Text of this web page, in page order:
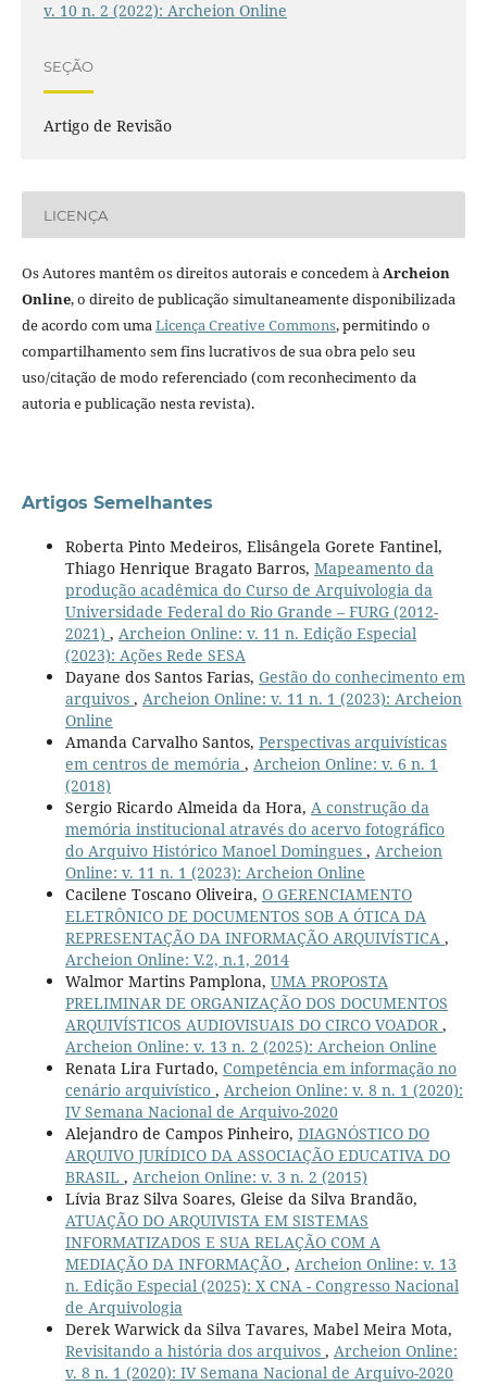
v. 10 n. 2 (2022): Archeion Online
SEÇÃO
Artigo de Revisão
LICENÇA
Os Autores mantêm os direitos autorais e concedem àArcheion
Online, o direito de publicação simultaneamente disponibilizada
de acordo com umaLicença Creative Commons, permitindo o
compartilhamento sem fins lucrativos de sua obra pelo seu
uso/citação de modo referenciado (com reconhecimento da
autoria e publicação nesta revista).
Artigos Semelhantes
Roberta Pinto Medeiros, Elisângela Gorete Fantinel,
Thiago Henrique Bragato Barros, Mapeamento da
produção acadêmica do Curso de Arquivologia da
Universidade Federal do Rio Grande – FURG (2012-
2021) , Archeion Online: v. 11 n. Edição Especial
(2023): Ações Rede SESA
Dayane dos Santos Farias, Gestão do conhecimento em
arquivos , Archeion Online: v. 11 n. 1 (2023): Archeion
Online
Amanda Carvalho Santos, Perspectivas arquivísticas
em centros de memória , Archeion Online: v. 6 n. 1
(2018)
Sergio Ricardo Almeida da Hora, A construção da
memória institucional através do acervo fotográfico
do Arquivo Histórico Manoel Domingues , Archeion
Online: v. 11 n. 1 (2023): Archeion Online
Cacilene Toscano Oliveira, O GERENCIAMENTO
ELETRÔNICO DE DOCUMENTOS SOB A ÓTICA DA
REPRESENTAÇÃO DA INFORMAÇÃO ARQUIVÍSTICA ,
Archeion Online: V.2, n.1, 2014
Walmor Martins Pamplona, UMA PROPOSTA
PRELIMINAR DE ORGANIZAÇÃO DOS DOCUMENTOS
ARQUIVÍSTICOS AUDIOVISUAIS DO CIRCO VOADOR,
Archeion Online: v. 13 n. 2 (2025): Archeion Online
Renata Lira Furtado, Competência em informação no
cenário arquivístico , Archeion Online: v. 8 n. 1 (2020):
IV Semana Nacional de Arquivo-2020
Alejandro de Campos Pinheiro, DIAGNÓSTICO DO
ARQUIVO JURÍDICO DA ASSOCIAÇÃO EDUCATIVA DO
BRASIL , Archeion Online: v. 3 n. 2 (2015)
Lívia Braz Silva Soares, Gleise da Silva Brandão,
ATUAÇÃO DO ARQUIVISTA EM SISTEMAS
INFORMATIZADOS E SUA RELAÇÃO COM A
MEDIAÇÃO DA INFORMAÇÃO , Archeion Online: v. 13
n. Edição Especial (2025): X CNA - Congresso Nacional
de Arquivologia
Derek Warwick da Silva Tavares, Mabel Meira Mota,
Revisitando a história dos arquivos , Archeion Online:
v. 8 n. 1 (2020): IV Semana Nacional de Arquivo-2020